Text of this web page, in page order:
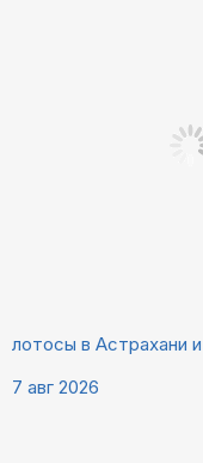
лотосы в Астрахани
7 авг 2026